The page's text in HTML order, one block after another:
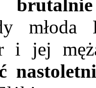
młoda
i jej